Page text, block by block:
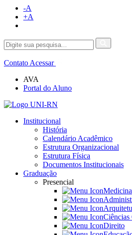
-A
+A
Contato Acessar
AVA
Portal do Aluno
Institucional
História
Calendário Acadêmico
Estrutura Organizacional
Estrutura Física
Documentos Institucionais
Graduação
Presencial
Medicina
Ciências
Direito